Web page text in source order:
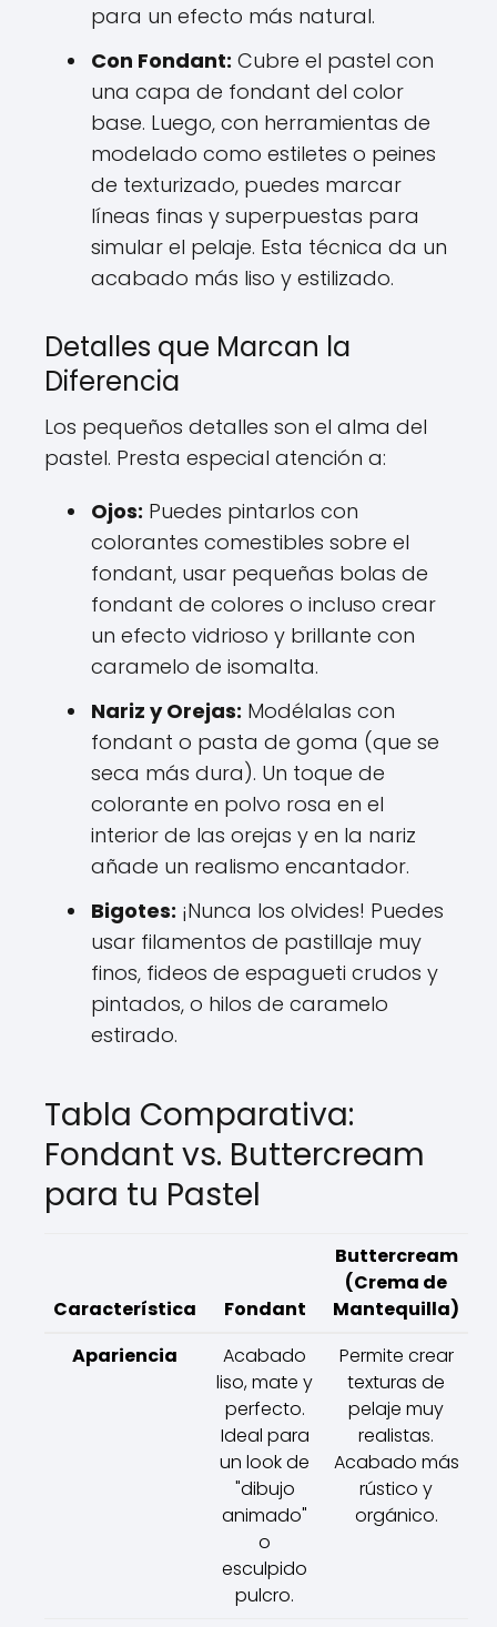
para un efecto más natural.
Con Fondant: Cubre el pastel con
una capa de fondant del color
base. Luego, con herramientas de
modelado como estiletes o peines
de texturizado, puedes marcar
líneas finas y superpuestas para
simular el pelaje. Esta técnica da un
acabado más liso y estilizado.
Detalles que Marcan la
Diferencia
Los pequeños detalles son el alma del
pastel. Presta especial atención a:
Ojos: Puedes pintarlos con
colorantes comestibles sobre el
fondant, usar pequeñas bolas de
fondant de colores o incluso crear
un efecto vidrioso y brillante con
caramelo de isomalta.
Nariz y Orejas: Modélalas con
fondant o pasta de goma (que se
seca más dura). Un toque de
colorante en polvo rosa en el
interior de las orejas y en la nariz
añade un realismo encantador.
Bigotes: ¡Nunca los olvides! Puedes
usar filamentos de pastillaje muy
finos, fideos de espagueti crudos y
pintados, o hilos de caramelo
estirado.
Tabla Comparativa:
Fondant vs. Buttercream
para tu Pastel
Característica Fondant
Buttercream
(Crema de
Mantequilla)
Apariencia
Acabado
liso, mate y
perfecto.
Ideal para
un look de
"dibujo
animado"
o
esculpido
pulcro.
Permite crear
texturas de
pelaje muy
realistas.
Acabado más
rústico y
orgánico.